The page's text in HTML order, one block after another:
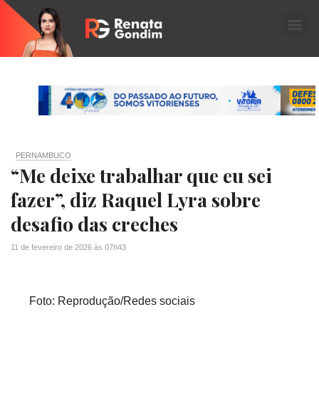
PERNAMBUCO
“Me deixe trabalhar que eu sei
fazer”, diz Raquel Lyra sobre
desafio das creches
11 de fevereiro de 2026 às 07h43
Foto: Reprodução/Redes sociais